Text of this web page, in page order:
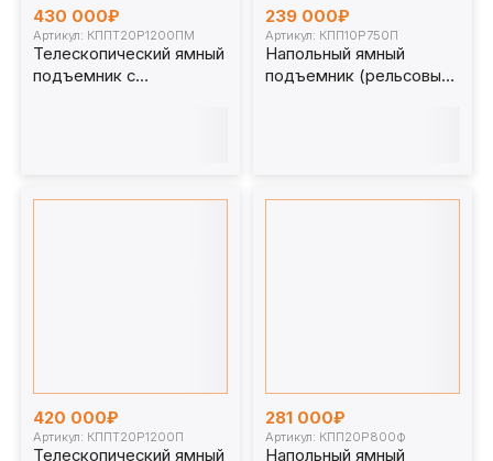
430 000₽
Артикул: КППТ20Р1200ПМ
Телескопический ямный
подъемник с
239 000₽
Артикул: КПП10Р750П
Напольный ямный
подъемник (рельсовый)
420 000₽
Артикул: КППТ20Р1200П
Телескопический ямный
281 000₽
Артикул: КПП20Р800Ф
Напольный ямный